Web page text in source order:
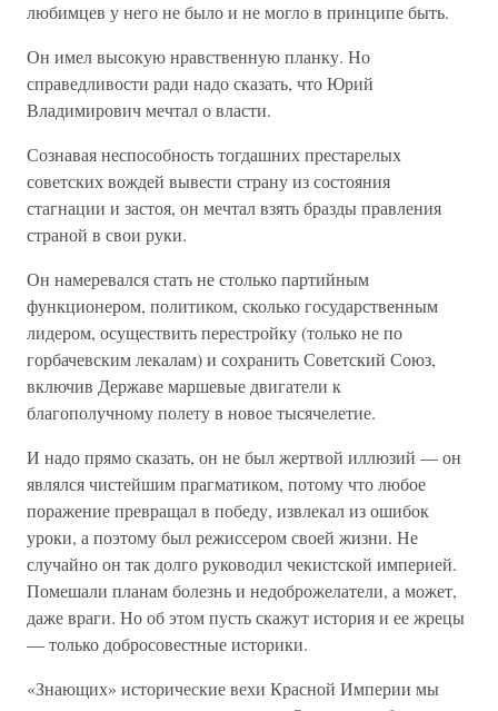
любимцев у него не было и не могло в принципе быть.
Он имел высокую нравственную планку. Но
справедливости ради надо сказать, что Юрий
Владимирович мечтал о власти.
Сознавая неспособность тогдашних престарелых
советских вождей вывести страну из состояния
стагнации и застоя, он мечтал взять бразды правления
страной в свои руки.
Он намеревался стать не столько партийным
функционером, политиком, сколько государственным
лидером, осуществить перестройку (только не по
горбачевским лекалам) и сохранить Советский Союз,
включив Державе маршевые двигатели к
благополучному полету в новое тысячелетие.
И надо прямо сказать, он не был жертвой иллюзий — он
являлся чистейшим прагматиком, потому что любое
поражение превращал в победу, извлекал из ошибок
уроки, а поэтому был режиссером своей жизни. Не
случайно он так долго руководил чекистской империей.
Помешали планам болезнь и недоброжелатели, а может,
даже враги. Но об этом пусть скажут история и ее жрецы
— только добросовестные историки.
«Знающих» исторические вехи Красной Империи мы